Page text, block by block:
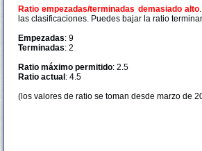
Ratio empezadas/terminadas demasiado alto
las clasificaciones. Puedes bajar la ratio
Empezadas: 9
Terminadas: 2
Ratio máximo permitido: 2.5
Ratio actual : 4.5
(los valores de ratio se toman desde marzo de